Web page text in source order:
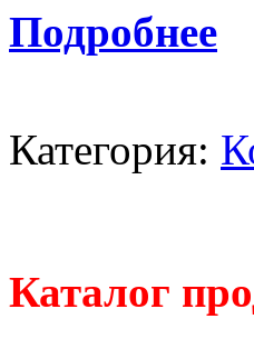
Подробнее
Категория:
Каталог